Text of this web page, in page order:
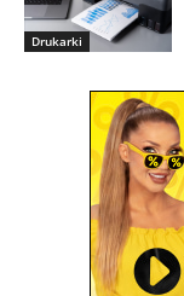
Drukarki